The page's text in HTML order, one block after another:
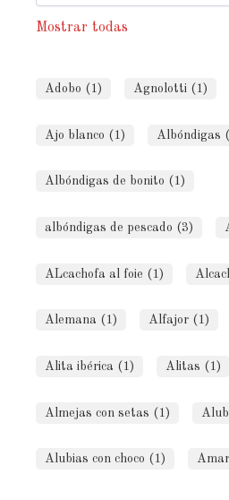
Mostrar todas
Adobo (1) Agnolotti (1)
Ajo blanco (1) Albóndigas
Albóndigas de bonito (1)
albóndigas de pescado (3)
ALcachofa al foie (1)
Alemana (1) Alfajor (1)
Alita ibérica (1) Alitas (1)
Almejas con setas (1)
Alubias con choco (1)